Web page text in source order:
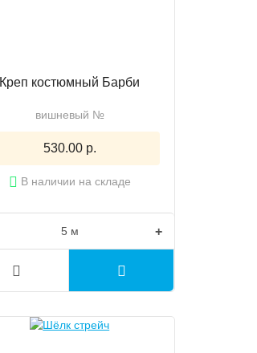
Креп костюмный Барби
вишневый №
530.00 р.
В наличии на складе
+